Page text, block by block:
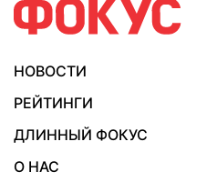
НОВОСТИ
РЕЙТИНГИ
ДЛИННЫЙ ФОКУС
О НАС